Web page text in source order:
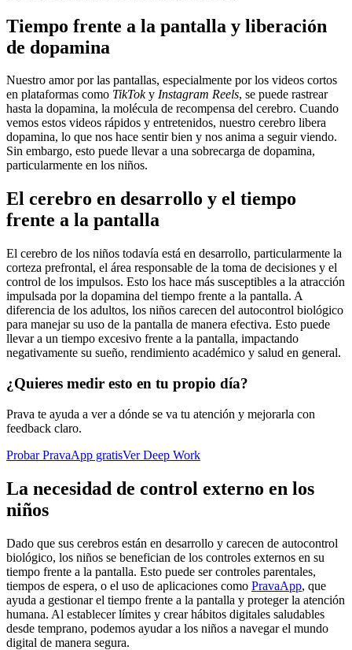
Tiempo frente a la pantalla y liberación
de dopamina
Nuestro amor por las pantallas, especialmente por los videos cortos
en plataformas como TikToky Instagram Reels, se puede rastrear
hasta la dopamina, la molécula de recompensa del cerebro. Cuando
vemos estos videos rápidos y entretenidos, nuestro cerebro libera
dopamina, lo que nos hace sentir bien y nos anima a seguir viendo.
Sin embargo, esto puede llevar a una sobrecarga de dopamina,
particularmente en los niños.
El cerebro en desarrollo y el tiempo
frente a la pantalla
El cerebro de los niños todavía está en desarrollo, particularmente la
corteza prefrontal, el área responsable de la toma de decisiones y el
control de los impulsos. Esto los hace más susceptibles a la atracción
impulsada por la dopamina del tiempo frente a la pantalla. A
diferencia de los adultos, los niños carecen del autocontrol biológico
para manejar su uso de la pantalla de manera efectiva. Esto puede
llevar a un tiempo excesivo frente a la pantalla, impactando
negativamente su sueño, rendimiento académico y salud en general.
¿Quieres medir esto en tu propio día?
Prava te ayuda a ver a dónde se va tu atención y mejorarla con
feedback claro.
Probar PravaApp gratisVer Deep Work
La necesidad de control externo en los
niños
Dado que sus cerebros están en desarrollo y carecen de autocontrol
biológico, los niños se benefician de los controles externos en su
tiempo frente a la pantalla. Esto puede ser controles parentales,
tiempos de espera, o el uso de aplicaciones como PravaApp, que
ayuda a gestionar el tiempo frente a la pantalla y proteger la atención
humana. Al establecer límites y crear hábitos digitales saludables
desde temprano, podemos ayudar a los niños a navegar el mundo
digital de manera segura.